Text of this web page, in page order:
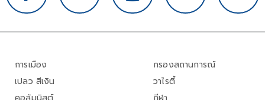
การเมือง
เปลว สีเงิน
กรองสถานการณ์
วาไรตี้